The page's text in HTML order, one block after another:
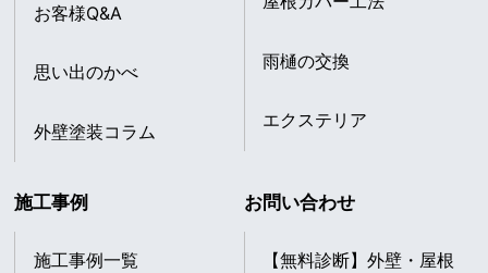
お客様Q&A
思い出のかべ
外壁塗装コラム
雨樋の交換
エクステリア
施工事例
施工事例一覧
お問い合わせ
【無料診断】外壁・屋根